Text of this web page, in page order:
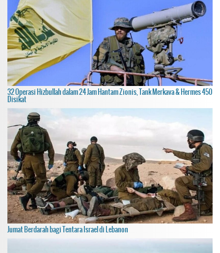
32 Operasi Hizbullah dalam 24 Jam Hantam Zionis, Tank Merkava & Hermes 450
Disikat
Jumat Berdarah bagi Tentara Israel di Lebanon